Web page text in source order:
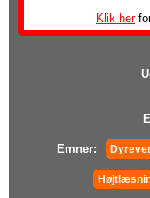
Klik her
Emner: